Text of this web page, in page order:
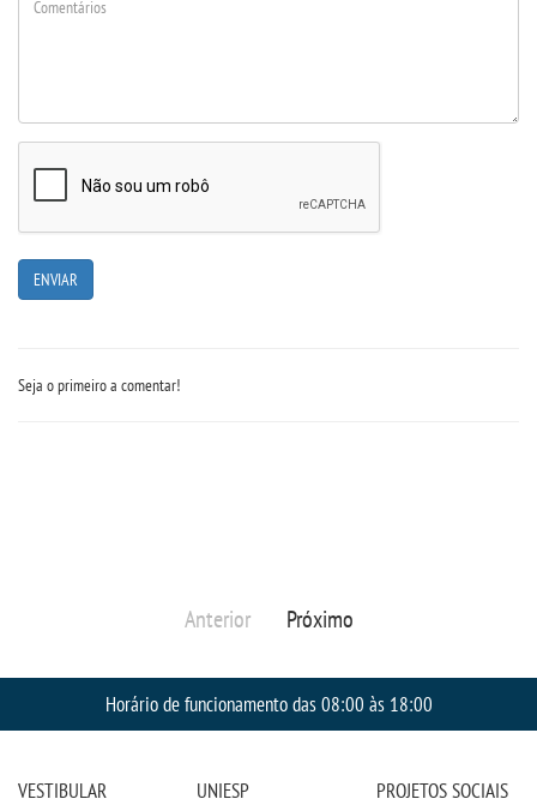
Seja o primeiro a comentar!
Anterior Próximo
Horário de funcionamento das 08:00 às 18:00
VESTIBULAR UNIESP PROJETOS SOCIAIS